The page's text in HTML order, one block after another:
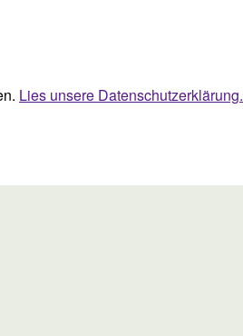
Lies unsere Datenschutzerklärung.